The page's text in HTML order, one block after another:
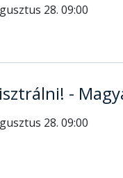
28. 09:00
-
28. 09:00